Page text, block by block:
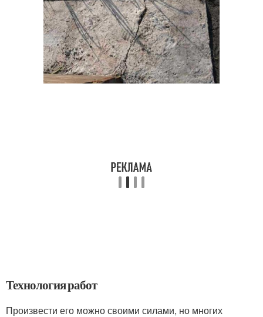
Технология работ
Произвести его можно своими силами, но многих